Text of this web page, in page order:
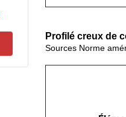
Profilé creux de
Sources Norme